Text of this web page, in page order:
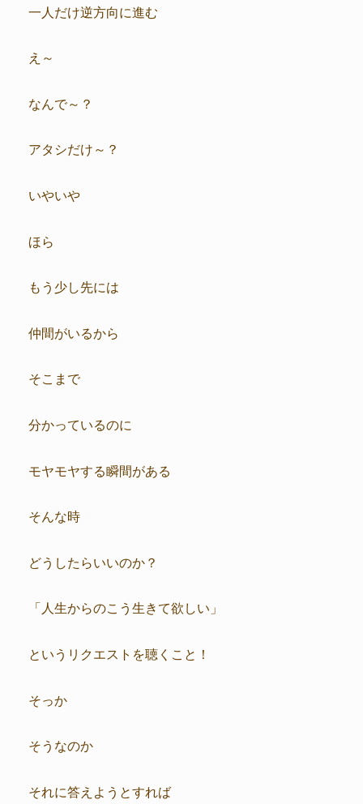
一人だけ逆方向に進む
え～
なんで～？
アタシだけ～？
いやいや
ほら
もう少し先には
仲間がいるから
そこまで
分かっているのに
モヤモヤする瞬間がある
そんな時
どうしたらいいのか？
「人生からのこう生きて欲しい」
というリクエストを聴くこと！
そっか
そうなのか
それに答えようとすれば